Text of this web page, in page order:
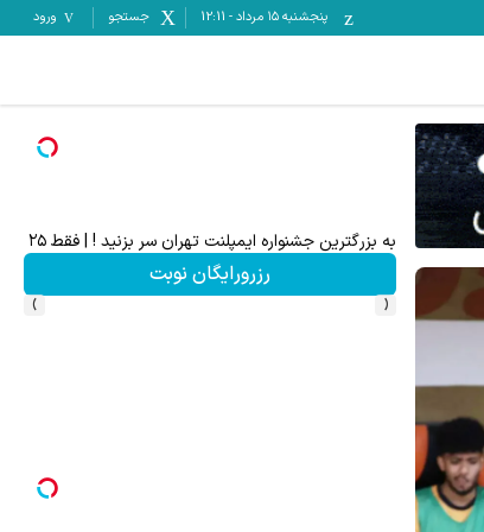
پنجشنبه ۱۵ مرداد -
12:11 جستجو ورود
و مزایدات ایران تندر
به بزرگترین جشنواره ایمپلنت تهران سر بزنید ! | فقط ۲۵ میلیون !
رزرورایگان نوبت
‹
›